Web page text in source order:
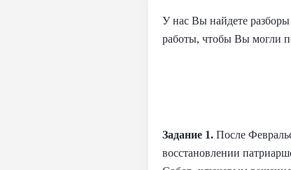
У нас Вы найдете
работы, чтобы Вы могли
Задание 1. После
восстановлении